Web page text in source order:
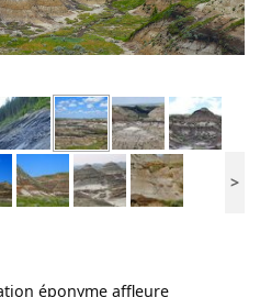
>
éponyme affleure